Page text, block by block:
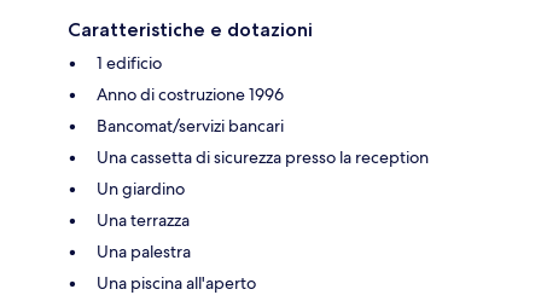
Caratteristiche e dotazioni
1 edificio
Anno di costruzione 1996
Bancomat/servizi bancari
Una cassetta di sicurezza presso la reception
Un giardino
Una terrazza
Una palestra
Una piscina all'aperto